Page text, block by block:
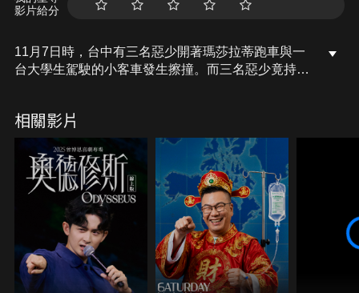
影片給分
11月7日時，台中有三名惡少開著瑪莎拉蒂跑車與一
台大學生駕駛的小客車發生擦撞。而三名惡少竟持球
相關影片